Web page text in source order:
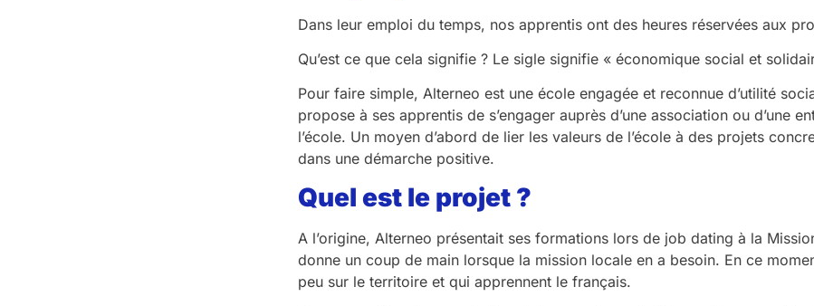
Dans leur emploi du temps, nos apprentis ont des heures réservées aux
Qu’est ce que cela signifie ? Le sigle signifie « économique social et
Pour faire simple, Alterneo est une école engagée et reconnue d’utilité
propose à ses apprentis de s’engager auprès d’une association ou d’une
l’école. Un moyen d’abord de lier les valeurs de l’école à des projets
dans une démarche positive.
Quel est le projet ?
A l’origine, Alterneo présentait ses formations lors de job dating à la
donne un coup de main lorsque la mission locale en a besoin. En ce
peu sur le territoire et qui apprennent le français.